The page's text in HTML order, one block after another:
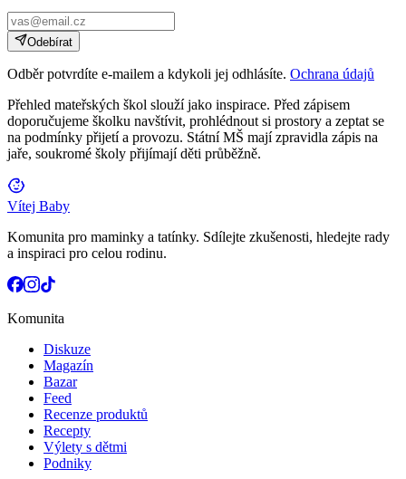
Odebírat
Odběr potvrdíte e-mailem a kdykoli jej odhlásíte. Ochrana údajů
Přehled mateřských škol slouží jako inspirace. Před zápisem
doporučujeme školku navštívit, prohlédnout si prostory a zeptat se
na podmínky přijetí a provozu. Státní MŠ mají zpravidla zápis na
jaře, soukromé školy přijímají děti průběžně.
Vítej Baby
Komunita pro maminky a tatínky. Sdílejte zkušenosti, hledejte rady
a inspiraci pro celou rodinu.
Komunita
Diskuze
Magazín
Bazar
Feed
Recenze produktů
Recepty
Výlety s dětmi
Podniky